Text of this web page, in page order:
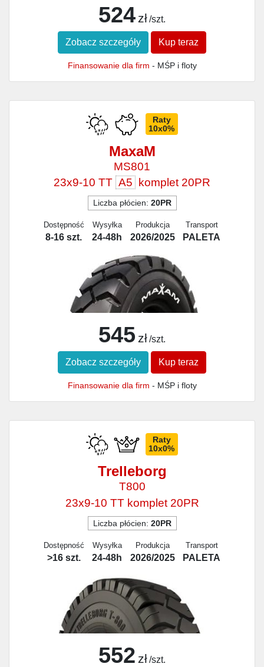
524 zł /szt.
Zobacz szczegóły Kup teraz
Finansowanie dla firm - MŚP i floty
Raty
10x0%
MaxaM
MS801
23x9-10 TT A5 komplet 20PR
Liczba płócien: 20PR
Dostępność
8-16 szt.
Wysyłka
24-48h
Produkcja
2026/2025
Transport
PALETA
545 zł /szt.
Zobacz szczegóły Kup teraz
Finansowanie dla firm - MŚP i floty
Raty
10x0%
Trelleborg
T800
23x9-10 TT komplet 20PR
Liczba płócien: 20PR
Dostępność
>16 szt.
Wysyłka
24-48h
Produkcja
2026/2025
Transport
PALETA
552 zł /szt.